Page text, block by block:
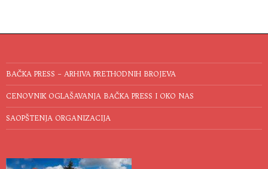
BAČKA PRESS – ARHIVA PRETHODNIH BROJEVA
CENOVNIK OGLAŠAVANJA BAČKA PRESS I OKO NAS
SAOPŠTENJA ORGANIZACIJA